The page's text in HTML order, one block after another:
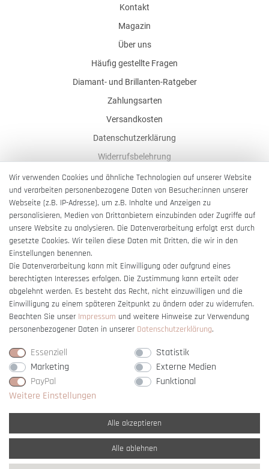
Kontakt
Magazin
Über uns
Häufig gestellte Fragen
Diamant- und Brillanten-Ratgeber
Zahlungsarten
Versandkosten
Datenschutzerklärung
Widerrufsbelehrung
AGB
Impressum
Barrierefreiheitserklärung
Vertrag widerrufen
* Alle Preise verstehen sich inkl. gesetzl. MwSt. undzzgl. Versandkosten
Wir verwenden Cookies und ähnliche Technologien auf unserer Website
und verarbeiten personenbezogene Daten von Besucher:innen unserer
Webseite (z.B. IP-Adresse), um z.B. Inhalte und Anzeigen zu
personalisieren, Medien von Drittanbietern einzubinden oder Zugriffe auf
unsere Website zu analysieren. Die Datenverarbeitung erfolgt erst durch
gesetzte Cookies. Wir teilen diese Daten mit Dritten, die wir in den
Einstellungen benennen.
Die Datenverarbeitung kann mit Einwilligung oder aufgrund eines
berechtigten Interesses erfolgen. Die Zustimmung kann erteilt oder
abgelehnt werden. Es besteht das Recht, nicht einzuwilligen und die
Einwilligung zu einem späteren Zeitpunkt zu ändern oder zu widerrufen.
Beachten Sie unser Impressum und weitere Hinweise zur Verwendung
personenbezogener Daten in unserer Daten­schutz­erklärung.
Essenziell
Statistik
Marketing
Externe Medien
PayPal
Funktional
Weitere Einstellungen
Alle akzeptieren
Alle ablehnen